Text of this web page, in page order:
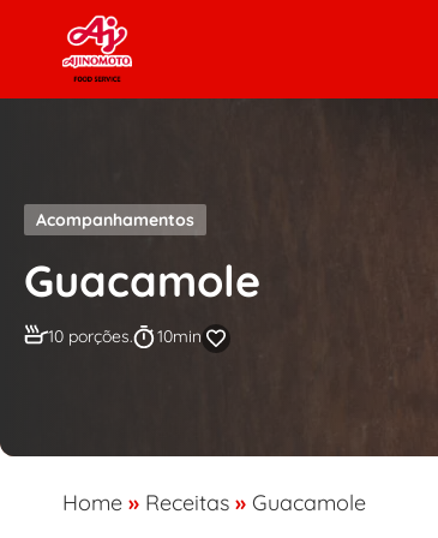
Skip to content
Acompanhamentos
Guacamole
10 porções. 10min
Home » Receitas » Guacamole